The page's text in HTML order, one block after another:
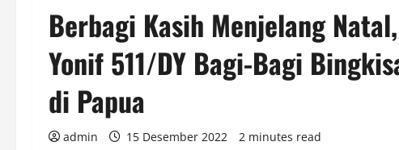
Berbagi Kasih Menjelang
Yonif 511/DY Bagi-Bagi
di Papua
admin 15 Desember 2022 2 minutes read